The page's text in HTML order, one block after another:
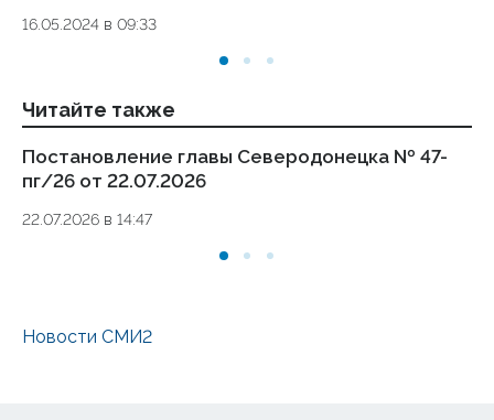
16.05.2024 в 09:33
Читайте также
Постановление главы Северодонецка № 47-
пг/26 от 22.07.2026
22.07.2026 в 14:47
Новости СМИ2